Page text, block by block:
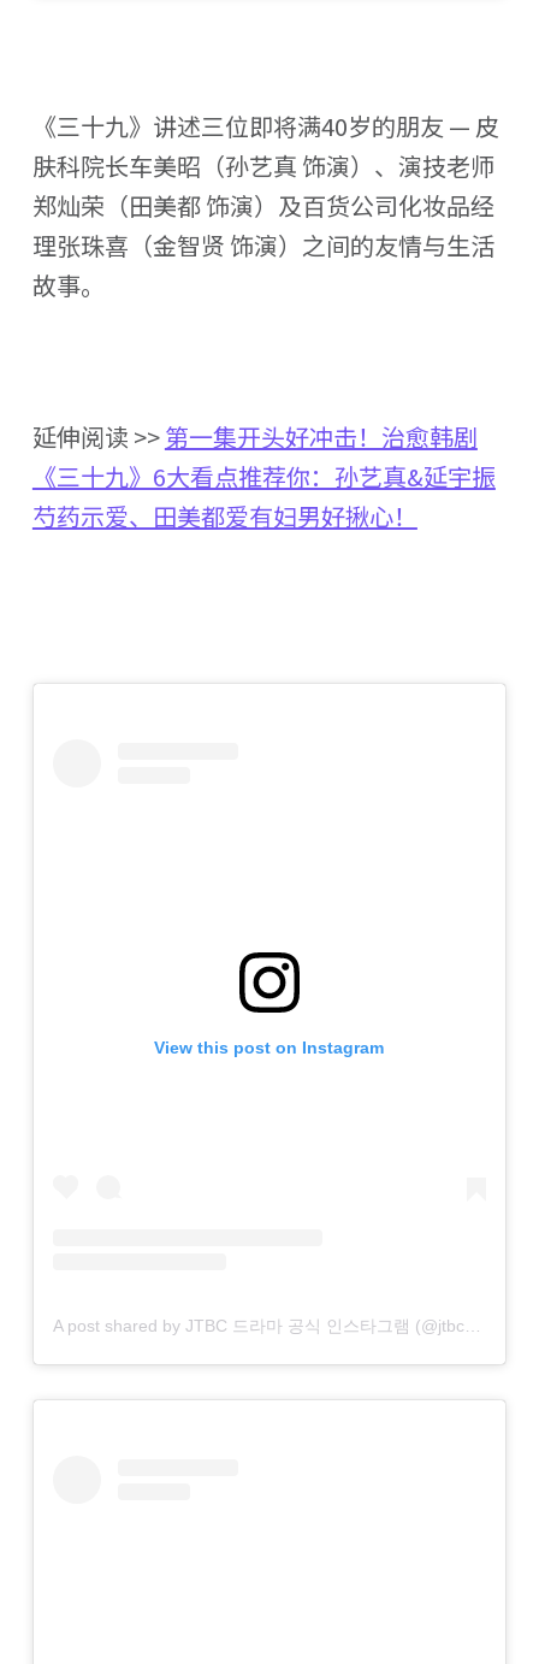
《三十九》讲述三位即将满40岁的朋友 — 皮
肤科院长车美昭（孙艺真 饰演）、演技老师
郑灿荣（田美都 饰演）及百货公司化妆品经
理张珠喜（金智贤 饰演）之间的友情与生活
故事。
延伸阅读 >>第一集开头好冲击！治愈韩剧
《三十九》6大看点推荐你：孙艺真&延宇振
芍药示爱、田美都爱有妇男好揪心！
View this post on Instagram
A post shared by JTBC 드라마 공식 인스타그램 (@jtbcdrama)